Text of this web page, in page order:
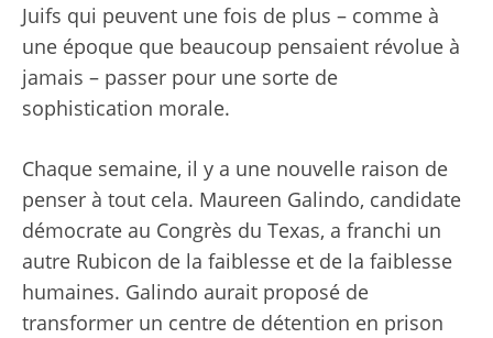
Juifs qui peuvent une fois de plus – comme à
une époque que beaucoup pensaient révolue à
jamais – passer pour une sorte de
sophistication morale.
Chaque semaine, il y a une nouvelle raison de
penser à tout cela. Maureen Galindo, candidate
démocrate au Congrès du Texas, a franchi un
autre Rubicon de la faiblesse et de la faiblesse
humaines. Galindo aurait proposé de
transformer un centre de détention en prison